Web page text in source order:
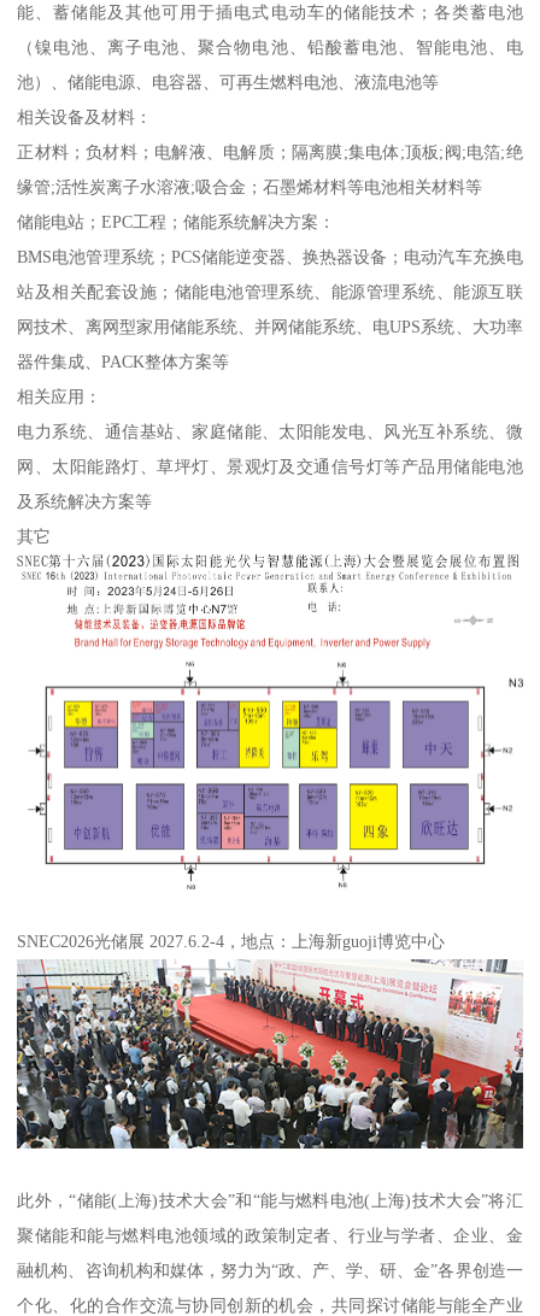
能、蓄储能及其他可用于插电式电动车的储能技术；各类蓄电池
（镍电池、离子电池、聚合物电池、铅酸蓄电池、智能电池、电
池）、储能电源、电容器、可再生燃料电池、液流电池等
相关设备及材料：
正材料；负材料；电解液、电解质；隔离膜;集电体;顶板;阀;电箔;绝
缘管;活性炭离子水溶液;吸合金；石墨烯材料等电池相关材料等
储能电站；EPC工程；储能系统解决方案：
BMS电池管理系统；PCS储能逆变器、换热器设备；电动汽车充换电
站及相关配套设施；储能电池管理系统、能源管理系统、能源互联
网技术、离网型家用储能系统、并网储能系统、电UPS系统、大功率
器件集成、PACK整体方案等
相关应用：
电力系统、通信基站、家庭储能、太阳能发电、风光互补系统、微
网、太阳能路灯、草坪灯、景观灯及交通信号灯等产品用储能电池
及系统解决方案等
其它
SNEC2026光储展 2027.6.2-4，地点：上海新guoji博览中心
此外，“储能(上海)技术大会”和“能与燃料电池(上海)技术大会”将汇
聚储能和能与燃料电池领域的政策制定者、行业与学者、企业、金
融机构、咨询机构和媒体，努力为“政、产、学、研、金”各界创造一
个化、化的合作交流与协同创新的机会，共同探讨储能与能全产业